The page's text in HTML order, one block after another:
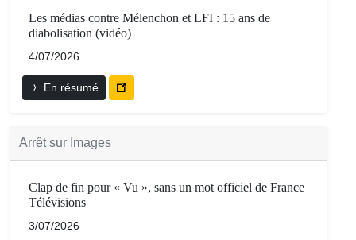
Les médias contre Mélenchon et LFI : 15 ans de
diabolisation (vidéo)
4/07/2026
En résumé
Arrêt sur Images
Clap de fin pour « Vu », sans un mot officiel de France
Télévisions
3/07/2026